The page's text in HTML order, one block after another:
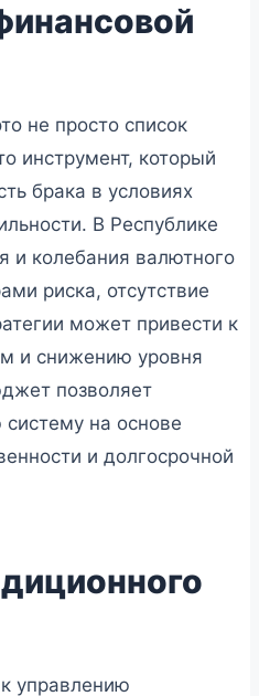
не просто список
инструмент, который
брака в условиях
В Республике
и колебания валютного
риска, отсутствие
может привести к
и снижению уровня
позволяет
на основе
и долгосрочной
управлению